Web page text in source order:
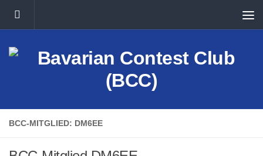
Unter dem Inhalt
BCC-MITGLIED: DM6EE